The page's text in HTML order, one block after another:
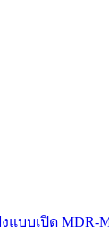
แบบเปิด MDR-